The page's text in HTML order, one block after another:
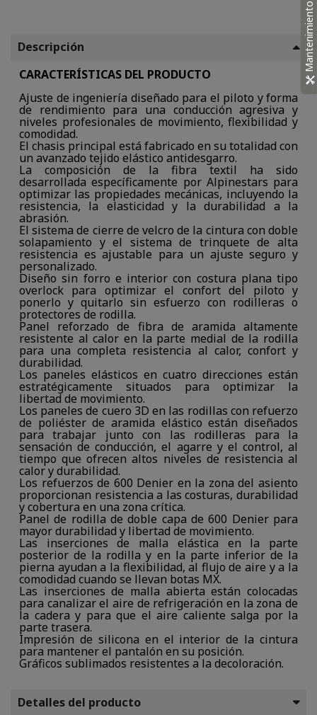
Descripción
CARACTERÍSTICAS DEL PRODUCTO
Ajuste de ingeniería diseñado para el piloto y forma
de rendimiento para una conducción agresiva y
niveles profesionales de movimiento, flexibilidad y
comodidad.
El chasis principal está fabricado en su totalidad con
un avanzado tejido elástico antidesgarro.
La composición de la fibra textil ha sido
desarrollada específicamente por Alpinestars para
optimizar las propiedades mecánicas, incluyendo la
resistencia, la elasticidad y la durabilidad a la
abrasión.
El sistema de cierre de velcro de la cintura con doble
solapamiento y el sistema de trinquete de alta
resistencia es ajustable para un ajuste seguro y
personalizado.
Diseño sin forro e interior con costura plana tipo
overlock para optimizar el confort del piloto y
ponerlo y quitarlo sin esfuerzo con rodilleras o
protectores de rodilla.
Panel reforzado de fibra de aramida altamente
resistente al calor en la parte medial de la rodilla
para una completa resistencia al calor, confort y
durabilidad.
Los paneles elásticos en cuatro direcciones están
estratégicamente situados para optimizar la
libertad de movimiento.
Los paneles de cuero 3D en las rodillas con refuerzo
de poliéster de aramida elástico están diseñados
para trabajar junto con las rodilleras para la
sensación de conducción, el agarre y el control, al
tiempo que ofrecen altos niveles de resistencia al
calor y durabilidad.
Los refuerzos de 600 Denier en la zona del asiento
proporcionan resistencia a las costuras, durabilidad
y cobertura en una zona crítica.
Panel de rodilla de doble capa de 600 Denier para
mayor durabilidad y libertad de movimiento.
Las inserciones de malla elástica en la parte
posterior de la rodilla y en la parte inferior de la
pierna ayudan a la flexibilidad, al flujo de aire y a la
comodidad cuando se llevan botas MX.
Las inserciones de malla abierta están colocadas
para canalizar el aire de refrigeración en la zona de
la cadera y para que el aire caliente salga por la
parte trasera.
Impresión de silicona en el interior de la cintura
para mantener el pantalón en su posición.
Gráficos sublimados resistentes a la decoloración.
Detalles del producto
Mantenimiento